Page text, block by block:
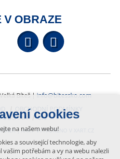
V OBRAZE
YouTube
Bíteš | info@bitessko.com
OBCHODNÍ PODMÍNKY
OBČANA
GIS
VYTVOŘENO V XART.CZ
cookies
na našem webu!
a související technologie, aby
potřebám a vy na webu nalezli